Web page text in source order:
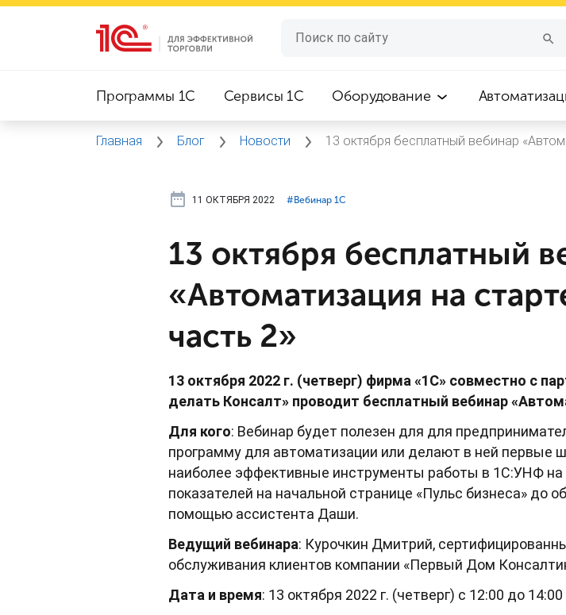
Программы 1C Сервисы 1C Оборудование
Главная Блог Новости 13 октября бесплатный вебинар
11 ОКТЯБРЯ 2022 #⁣Вебинар 1С
13 октября бесплатный
«Автоматизация на
часть 2»
13 октября 2022 г. (четверг) фирма «‎1С» совместно с
делать Консалт» проводит бесплатный вебинар
Для кого: Вебинар будет полезен для для
программу для автоматизации или делают в ней первые
наиболее эффективные инструменты работы в 1С:УНФ на
показателей на начальной странице «Пульс бизнеса» до
помощью ассистента Даши.
Ведущий вебинара: Курочкин Дмитрий,
обслуживания клиентов компании «Первый Дом
Дата и время: 13 октября 2022 г. (четверг) с 12:00 до